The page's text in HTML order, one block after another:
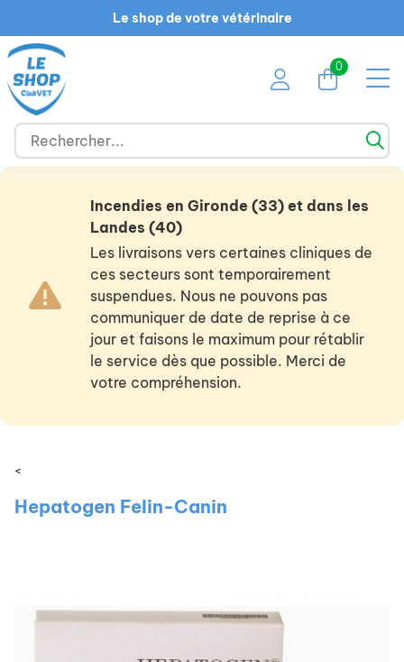
Le shop de votre vétérinaire
0
Incendies en Gironde (33) et dans les
Landes (40)
Les livraisons vers certaines cliniques de
ces secteurs sont temporairement
suspendues. Nous ne pouvons pas
communiquer de date de reprise à ce
jour et faisons le maximum pour rétablir
le service dès que possible. Merci de
votre compréhension.
<
Hepatogen Felin-Canin